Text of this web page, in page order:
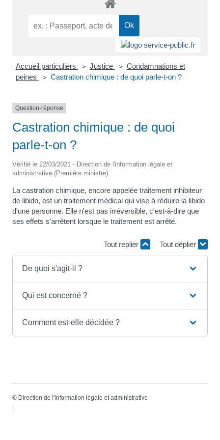
Accueil particuliers > Justice > Condamnations et
peines
> Castration chimique : de quoi parle-t-on ?
Question-réponse
Castration chimique : de quoi
parle-t-on ?
Vérifié le 22/03/2021 - Direction de l'information légale et
administrative (Première ministre)
La castration chimique, encore appelée traitement inhibiteur
de libido, est un traitement médical qui vise à réduire la libido
d'une personne. Elle n'est pas irréversible, c'est-à-dire que
ses effets s'arrêtent lorsque le traitement est arrêté.
Tout replier Tout déplier
De quoi s'agit-il ?
Qui est concerné ?
Comment est-elle décidée ?
© Direction de l'information légale et administrative